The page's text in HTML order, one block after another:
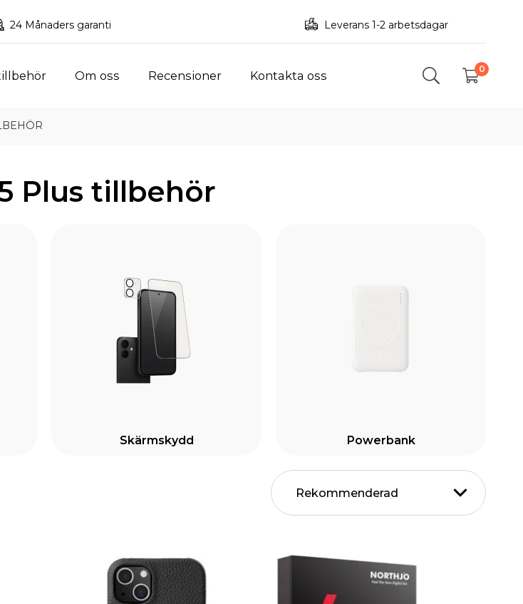
24 Månaders garanti Leverans 1-2 arbetsdagar
Om oss Recensioner Kontakta oss 0
Plus tillbehör
Skärmskydd Powerbank